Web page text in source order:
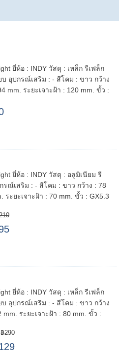
ยี่ห้อ : INDY วัสดุ : เหล็ก รีเฟล็ก
ยบ อุปกรณ์เสริม : - สีโคม : ขาว กว้าง
mm. ระยะเจาะฝ้า : 120 mm. ขั้ว :
ยี่ห้อ : INDY วัสดุ : อลูมิเนียม รี
รณ์เสริม : - สีโคม : ขาว กว้าง : 78
ระยะเจาะฝ้า : 70 mm. ขั้ว : GX5.3
ยี่ห้อ : INDY วัสดุ : เหล็ก รีเฟล็ก
ยบ อุปกรณ์เสริม : - สีโคม : ขาว กว้าง
mm. ระยะเจาะฝ้า : 80 mm. ขั้ว :
฿290